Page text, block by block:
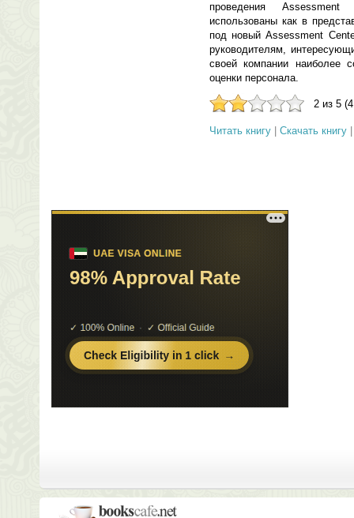
проведения
использованы как в
под новый Аssessment
руководителям,
своей компании наиболее
оценки персонала.
2 из 5
Читать книгу Скачать книгу